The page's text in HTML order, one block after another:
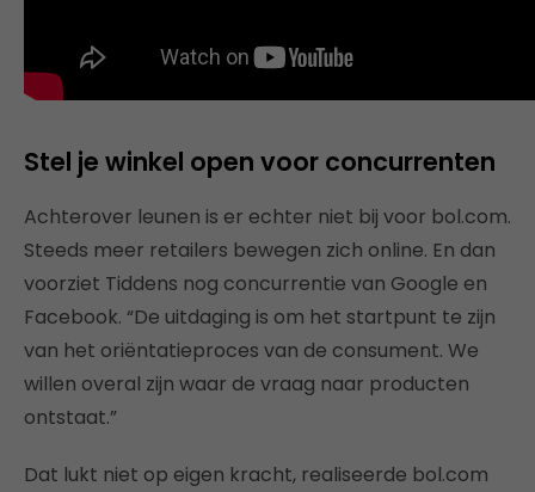
Stel je winkel open voor concurrenten
Achterover leunen is er echter niet bij voor bol.com.
Steeds meer retailers bewegen zich online. En dan
voorziet Tiddens nog concurrentie van Google en
Facebook. “De uitdaging is om het startpunt te zijn
van het oriëntatieproces van de consument. We
willen overal zijn waar de vraag naar producten
ontstaat.”
Dat lukt niet op eigen kracht, realiseerde bol.com